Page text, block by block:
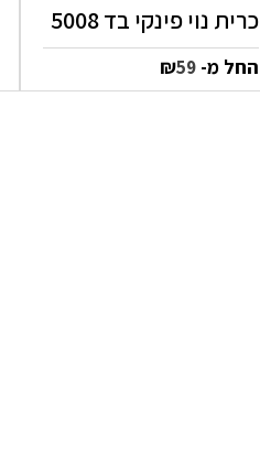
כרית נוי פינקי בד 5008
החל מ- ₪59